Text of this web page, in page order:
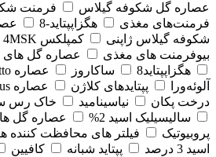
عصاره گل شکوفه گیلاس
فرمنت
فرمنت‌های مغذی
هگزاپپتاید-8
شکوفه گیلاس ژاپنی
کمپلکس 4MSK
بیوفرمنت های مغذی
عصاره گل های
هگزاپپتاید8
ساکاروز عصاره Saw Palmetto
آلوئه‌ورا
پپتایدهای کلاژن عصاره Mitracarpus
درخت پکان
نیاسینامید خاک رس
سالیسیلیک اسید 2%
عصاره گل
پروبیوتیک
فیلتر های محافظت کننده
اسید 3 درصد
پپتاید شبانه کافیین